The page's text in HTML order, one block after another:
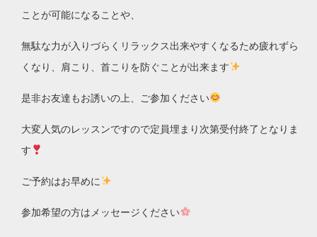
ことが可能になることや、
無駄な力が入りづらくリラックス出来やすくなるため疲れずら
くなり、肩こり、首こりを防ぐことが出来ます
是非お友達もお誘いの上、ご参加ください
大変人気のレッスンですので定員埋まり次第受付終了となりま
す
ご予約はお早めに
参加希望の方はメッセージください